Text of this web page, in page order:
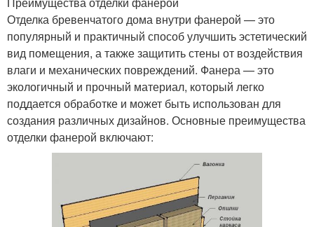
Отделка бревенчатого дома внутри фанерой — это
популярный и практичный способ улучшить эстетический
вид помещения, а также защитить стены от воздействия
влаги и механических повреждений. Фанера — это
экологичный и прочный материал, который легко
поддается обработке и может быть использован для
создания различных дизайнов. Основные преимущества
отделки фанерой включают: